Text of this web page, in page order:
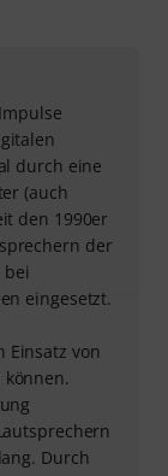
durch eine
(auch
den 1990er
der
eingesetzt.
Einsatz von
Durch